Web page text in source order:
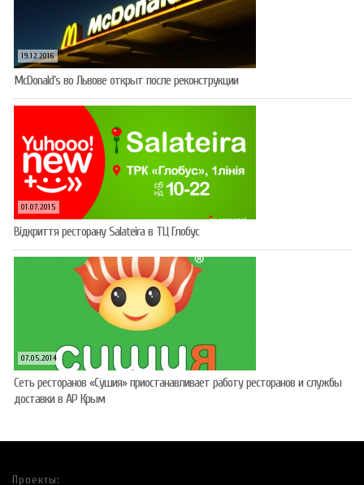
19.12.2016
McDonald’s во Львове открыт после реконструкции
01.07.2015
Відкриття ресторану Salateirа в ТЦ Глобус
07.05.2014
Сеть ресторанов «Сушия» приостанавливает работу ресторанов и службы
доставки в АР Крым
Проекты: